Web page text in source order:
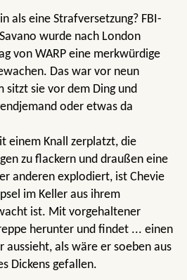
als eine Strafversetzung? FBI-
wurde nach London
von WARP eine merkwürdige
Das war vor neun
sitzt sie vor dem Ding und
oder etwas da
einem Knall zerplatzt, die
zu flackern und draußen eine
anderen explodiert, ist Chevie
im Keller aus ihrem
ist. Mit vorgehaltener
herunter und findet ... einen
aussieht, als wäre er soeben aus
Dickens gefallen.